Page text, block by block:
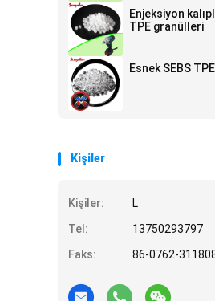
Enjeksiyon
TPE granülleri
Esnek SEBS
Kişiler
Kişiler:
L
Tel:
13750293797
Faks:
86-0762-